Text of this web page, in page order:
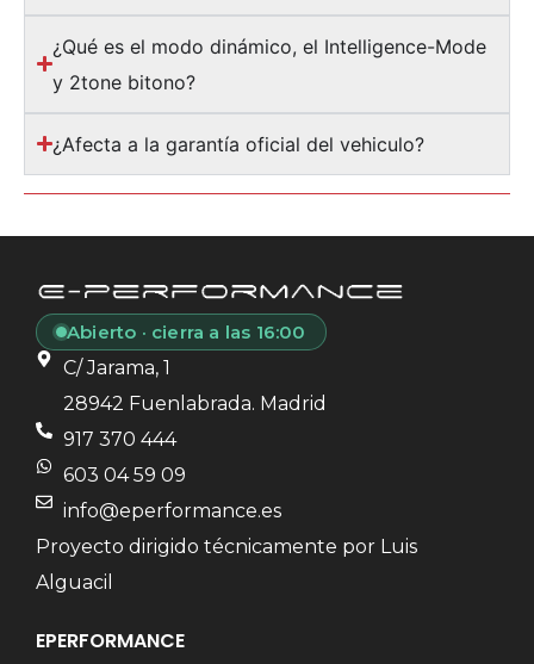
¿Qué es el modo dinámico, el Intelligence-Mode
y 2tone bitono?
¿Afecta a la garantía oficial del vehiculo?
Abierto · cierra a las 16:00
C/ Jarama, 1
28942 Fuenlabrada. Madrid
917 370 444
603 04 59 09
info@eperformance.es
Proyecto dirigido técnicamente por Luis
Alguacil
EPERFORMANCE